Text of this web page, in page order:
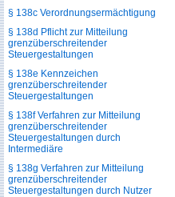
§ 138c Verordnungsermächtigung
§ 138d Pflicht zur Mitteilung
grenzüberschreitender
Steuergestaltungen
§ 138e Kennzeichen
grenzüberschreitender
Steuergestaltungen
§ 138f Verfahren zur Mitteilung
grenzüberschreitender
Steuergestaltungen durch
Intermediäre
§ 138g Verfahren zur Mitteilung
grenzüberschreitender
Steuergestaltungen durch Nutzer